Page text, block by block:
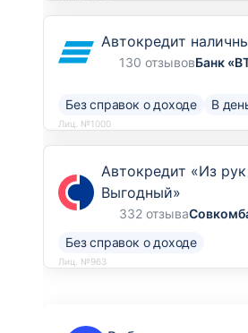
Автокредит
130 отзывовБанк
Без справок о доходе В
Лиц. №1000
Автокредит «Из
Выгодный»
332 отзыва
Без справок о доходе
Лиц. №963